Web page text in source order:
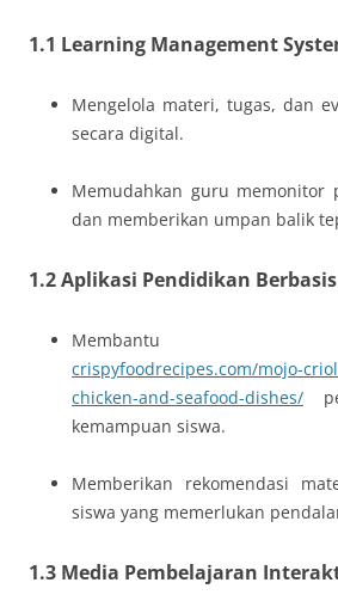
1.1 Learning Management
Mengelola materi, tugas, dan
secara digital.
Memudahkan guru memonitor
dan memberikan umpan balik
1.2 Aplikasi Pendidikan
Membantu
crispyfoodrecipes.com/mojo-
chicken-and-seafood-dishes/
kemampuan siswa.
Memberikan rekomendasi
siswa yang memerlukan
1.3 Media Pembelajaran